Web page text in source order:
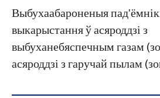
Выбухаабароненыя
выкарыстання ў асяроддзі з
выбуханебяспечным газам
асяроддзі з гаручай пылам